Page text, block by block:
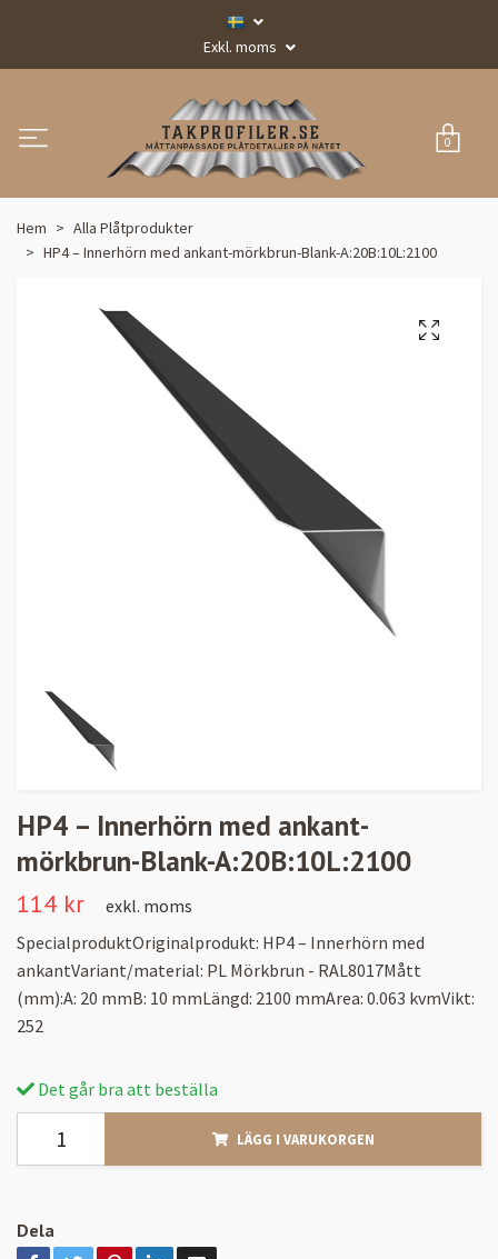
Exkl. moms
0
Hem
Alla Plåtprodukter
HP4 – Innerhörn med ankant-mörkbrun-Blank-A:20B:10L:2100
HP4 – Innerhörn med ankant-
mörkbrun-Blank-A:20B:10L:2100
114 kr
exkl. moms
SpecialproduktOriginalprodukt: HP4 – Innerhörn med
ankantVariant/material: PL Mörkbrun - RAL8017Mått
(mm):A: 20 mmB: 10 mmLängd: 2100 mmArea: 0.063 kvmVikt:
252
Det går bra att beställa
LÄGG I VARUKORGEN
Dela